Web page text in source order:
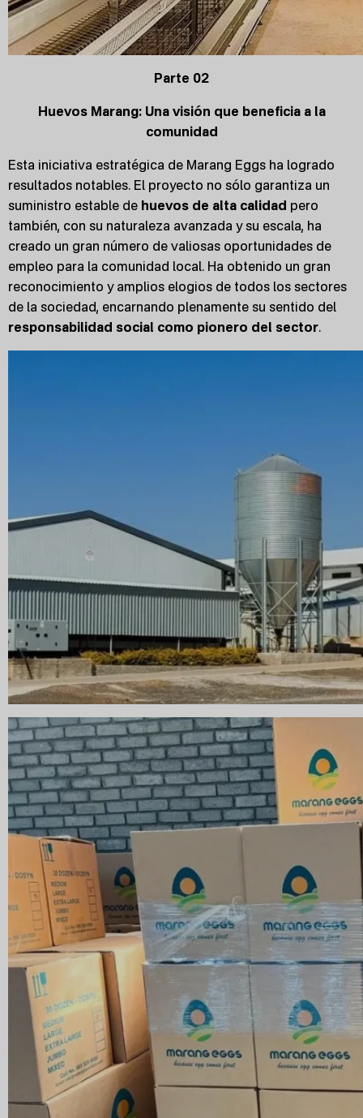
Parte 02
Huevos Marang: Una visión que beneficia a la
comunidad
Esta iniciativa estratégica de Marang Eggs ha logrado
resultados notables. El proyecto no sólo garantiza un
suministro estable de huevos de alta calidad pero
también, con su naturaleza avanzada y su escala, ha
creado un gran número de valiosas oportunidades de
empleo para la comunidad local. Ha obtenido un gran
reconocimiento y amplios elogios de todos los sectores
de la sociedad, encarnando plenamente su sentido del
responsabilidad social como pionero del sector.